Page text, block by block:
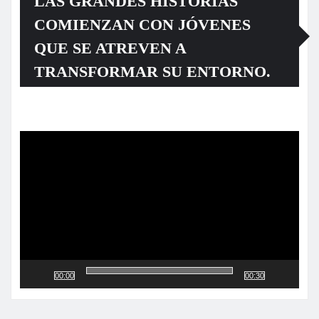
COMIENZAN CON JÓVENES
QUE SE ATREVEN A
TRANSFORMAR SU ENTORNO.
00:00 00:30